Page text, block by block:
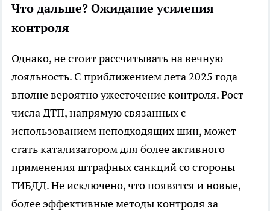
Что дальше? Ожидание усиления
контроля
Однако, не стоит рассчитывать на вечную
лояльность. С приближением лета 2025 года
вполне вероятно ужесточение контроля. Рост
числа ДТП, напрямую связанных с
использованием неподходящих шин, может
стать катализатором для более активного
применения штрафных санкций со стороны
ГИБДД. Не исключено, что появятся и новые,
более эффективные методы контроля за